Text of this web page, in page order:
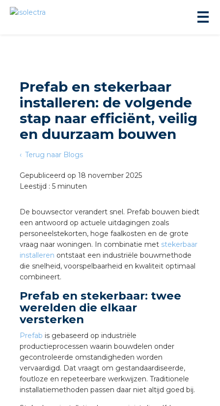
Prefab en stekerbaar
installeren: de volgende
stap naar efficiënt, veilig
en duurzaam bouwen
Terug naar Blogs
Gepubliceerd op 18 november 2025
Leestijd : 5 minuten
De bouwsector verandert snel. Prefab bouwen biedt
een antwoord op actuele uitdagingen zoals
personeelstekorten, hoge faalkosten en de grote
vraag naar woningen. In combinatie met stekerbaar
installeren ontstaat een industriële bouwmethode
die snelheid, voorspelbaarheid en kwaliteit optimaal
combineert.
Prefab en stekerbaar: twee
werelden die elkaar
versterken
Prefab is gebaseerd op industriële
productieprocessen waarin bouwdelen onder
gecontroleerde omstandigheden worden
vervaardigd. Dat vraagt om gestandaardiseerde,
foutloze en repeteerbare werkwijzen. Traditionele
installatiemethoden passen daar niet altijd goed bij.
installeren
installeren
installeren
installeren in beton
installeren in de tuinbouw